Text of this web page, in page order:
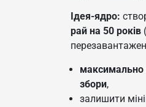
Ідея-ядро:
рай на 50 років
максимально
збори,
залишити